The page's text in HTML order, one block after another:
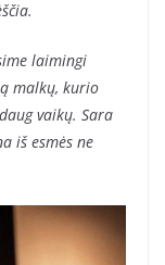
laimingi
malkų, kurio
vaikų. Sara
iš esmės ne